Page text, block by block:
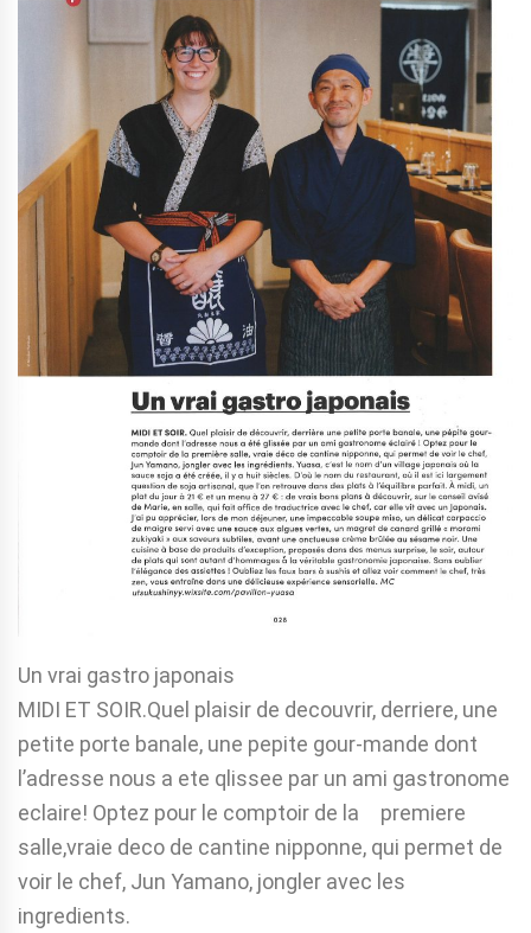
Un vrai gastro japonais
MIDI ET SOIR.Quel plaisir de decouvrir, derriere, une
petite porte banale, une pepite gour-mande dont
l’adresse nous a ete qlissee par un ami gastronome
eclaire! Optez pour le comptoir de la premiere
salle,vraie deco de cantine nipponne, qui permet de
voir le chef, Jun Yamano, jongler avec les
ingredients.